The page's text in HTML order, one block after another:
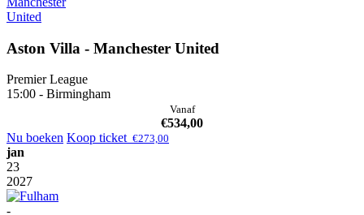
Aston Villa - Manchester United
Premier League
15:00 - Birmingham
Vanaf
€534,00
Nu boeken Koop ticket €273,00
jan
23
2027
-